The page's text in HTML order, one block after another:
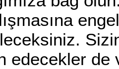
edecekler de